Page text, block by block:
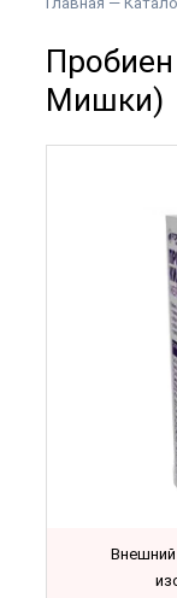
Мишки)